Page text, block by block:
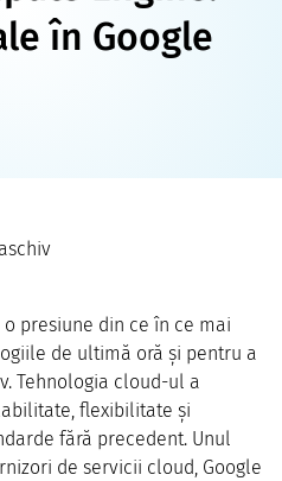
în Google
presiune din ce în ce mai
de ultimă oră și pentru a
Tehnologia cloud-ul a
flexibilitate și
fără precedent. Unul
de servicii cloud, Google